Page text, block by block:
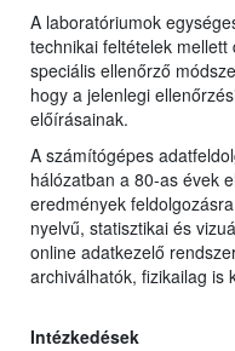
A laboratóriumok
technikai feltételek
speciális ellenőrző
hogy a jelenlegi
előírásainak.
A számítógépes
hálózatban a 80-as évek
eredmények
nyelvű, statisztikai és
online adatkezelő
archiválhatók, fizikailag is
Intézkedések